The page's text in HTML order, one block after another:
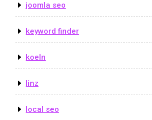
joomla seo
keyword finder
koeln
linz
local seo